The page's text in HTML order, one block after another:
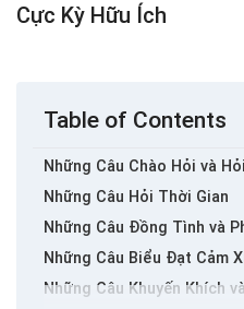
Cực Kỳ Hữu Ích
Table of Contents
Những Câu Chào Hỏi và
Những Câu Hỏi Thời Gian
Những Câu Đồng Tình và
Những Câu Biểu Đạt Cảm
Những Câu Khuyến Khích